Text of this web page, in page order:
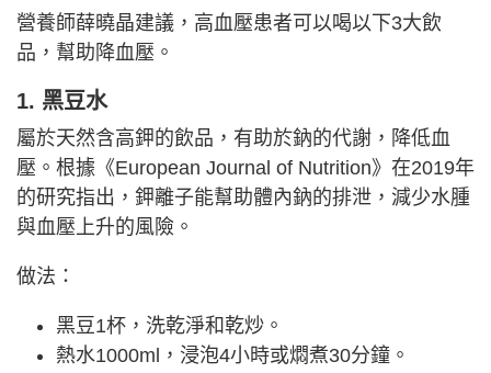
營養師薛曉晶建議，高血壓患者可以喝以下3大飲
品，幫助降血壓。
1. 黑豆水
屬於天然含高鉀的飲品，有助於鈉的代謝，降低血
壓。根據《European Journal of Nutrition》在2019年
的研究指出，鉀離子能幫助體內鈉的排泄，減少水腫
與血壓上升的風險。
做法：
黑豆1杯，洗乾淨和乾炒。
熱水1000ml，浸泡4小時或燜煮30分鐘。